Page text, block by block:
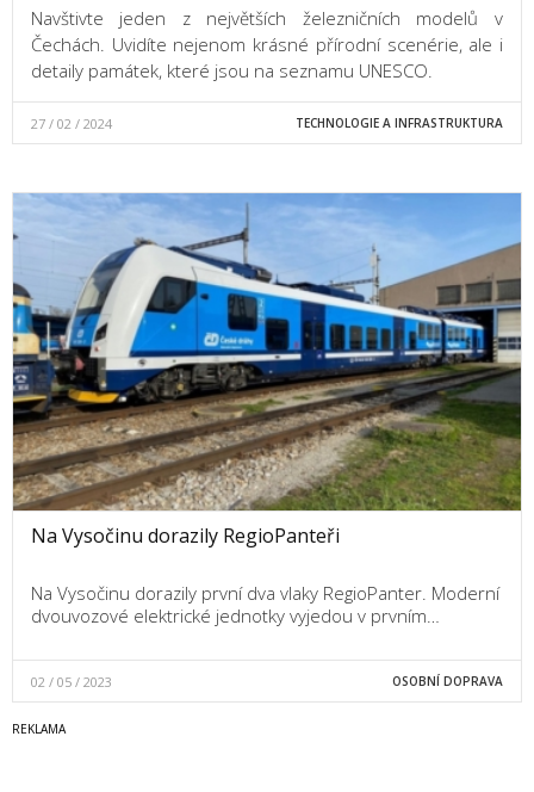
Navštivte jeden z největších železničních modelů v
Čechách. Uvidíte nejenom krásné přírodní scenérie, ale i
detaily památek, které jsou na seznamu UNESCO.
27 / 02 / 2024 TECHNOLOGIE A INFRASTRUKTURA
Na Vysočinu dorazily RegioPanteři
Na Vysočinu dorazily první dva vlaky RegioPanter. Moderní
dvouvozové elektrické jednotky vyjedou v prvním…
02 / 05 / 2023 OSOBNÍ DOPRAVA